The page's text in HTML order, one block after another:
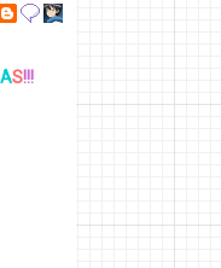
AS!!!